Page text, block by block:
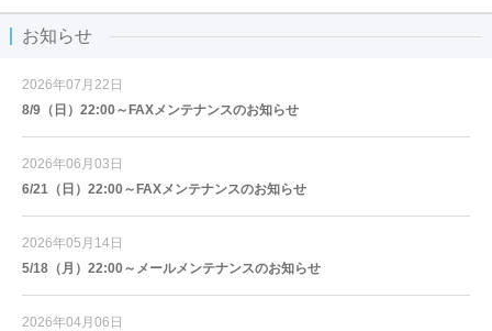
お知らせ
2026年07月22日
8/9（日）22:00～FAXメンテナンスのお知らせ
2026年06月03日
6/21（日）22:00～FAXメンテナンスのお知らせ
2026年05月14日
5/18（月）22:00～メールメンテナンスのお知らせ
2026年04月06日